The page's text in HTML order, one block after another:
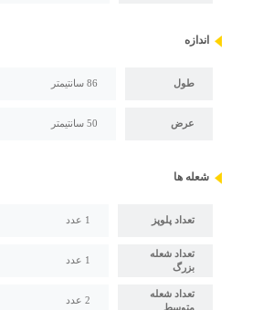
اندازه
طول 86 سانتیمتر
عرض 50 سانتیمتر
شعله ها
تعداد پلوپز 1 عدد
تعداد شعله
بزرگ
1 عدد
تعداد شعله
متوسط
2 عدد